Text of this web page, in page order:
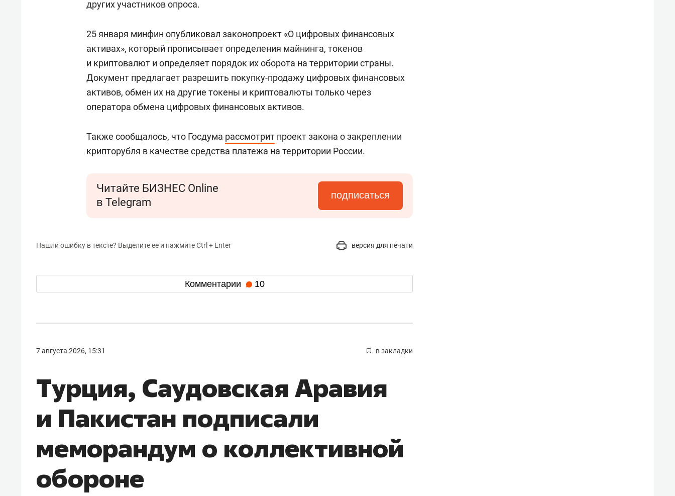
других участников опроса.
25 января минфин опубликовал законопроект «О цифровых финансовых
активах», который прописывает определения майнинга, токенов
и криптовалют и определяет порядок их оборота на территории страны.
Документ предлагает разрешить покупку-продажу цифровых финансовых
активов, обмен их на другие токены и криптовалюты только через
оператора обмена цифровых финансовых активов.
Также сообщалось, что Госдума рассмотрит проект закона о закреплении
крипторубля в качестве средства платежа на территории России.
Читайте БИЗНЕС Online
в Telegram
подписаться
Нашли ошибку в тексте? Выделите ее и нажмите Ctrl + Enter версия для печати
Комментарии 10
7 августа 2026, 15:31 в закладки
Турция, Саудовская Аравия
и Пакистан подписали
меморандум о коллективной
обороне